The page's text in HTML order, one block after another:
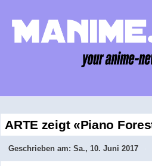
ARTE zeigt «Piano
Geschrieben am: Sa., 10. Juni 2017